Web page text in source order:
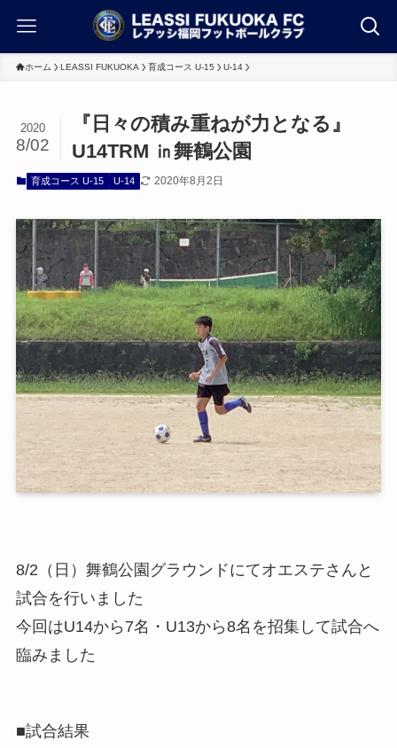
ホーム LEASSI FUKUOKA 育成コース U-15 U-14
『日々の積み重ねが力となる』
U14TRM ㏌舞鶴公園
2020
8/02
育成コース U-15 U-14 2020年8月2日
8/2（日）舞鶴公園グラウンドにてオエステさんと
試合を行いました
今回はU14から7名・U13から8名を招集して試合へ
臨みました
■試合結果